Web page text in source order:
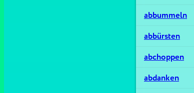
abbummeln
abbürsten
abchoppen
abdanken